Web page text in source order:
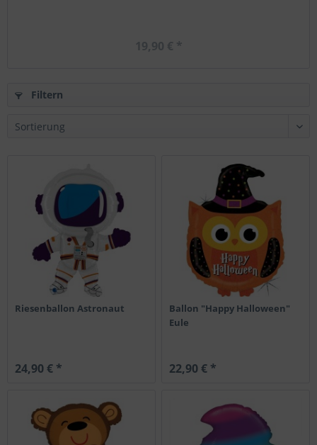
19,90 € *
Filtern
Riesenballon Astronaut
24,90 € *
Ballon "Happy Halloween"
Eule
22,90 € *